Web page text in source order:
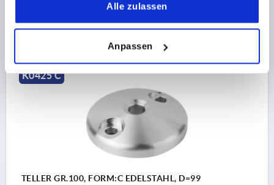
Alle zulassen
Anpassen
42,14 CHF
zzgl. MwSt.
DETAILS
K0425 C
TELLER GR.100, FORM:C EDELSTAHL, D=99